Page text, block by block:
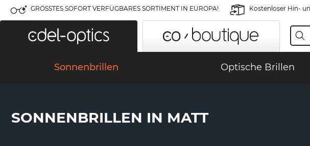
GRÖSSTES SOFORT VERFÜGBARES SORTIMENT IN EUROPA! Kostenloser Hin-
Sonnenbrillen Optische Brillen
SONNENBRILLEN IN MATT